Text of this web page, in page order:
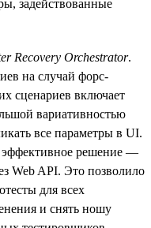
задействованные
Recovery Orchestrator.
на случай форс-
сценариев включает
вариативностью
все параметры в UI.
эффективное решение —
Web API. Это позволило
для всех
и снять ношу